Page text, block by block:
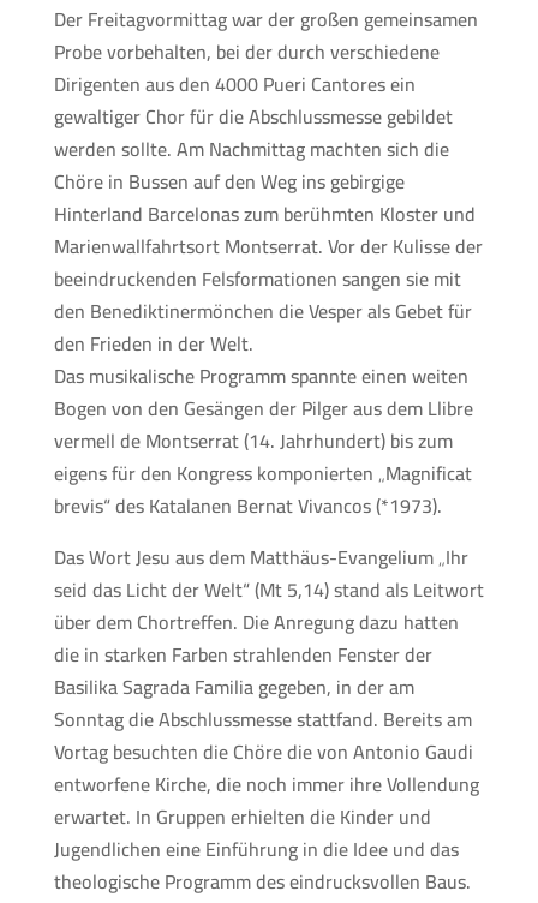
Der Freitagvormittag war der großen gemeinsamen
Probe vorbehalten, bei der durch verschiedene
Dirigenten aus den 4000 Pueri Cantores ein
gewaltiger Chor für die Abschlussmesse gebildet
werden sollte. Am Nachmittag machten sich die
Chöre in Bussen auf den Weg ins gebirgige
Hinterland Barcelonas zum berühmten Kloster und
Marienwallfahrtsort Montserrat. Vor der Kulisse der
beeindruckenden Felsformationen sangen sie mit
den Benediktinermönchen die Vesper als Gebet für
den Frieden in der Welt.
Das musikalische Programm spannte einen weiten
Bogen von den Gesängen der Pilger aus dem Llibre
vermell de Montserrat (14. Jahrhundert) bis zum
eigens für den Kongress komponierten „Magnificat
brevis“ des Katalanen Bernat Vivancos (*1973).
Das Wort Jesu aus dem Matthäus-Evangelium „Ihr
seid das Licht der Welt“ (Mt 5,14) stand als Leitwort
über dem Chortreffen. Die Anregung dazu hatten
die in starken Farben strahlenden Fenster der
Basilika Sagrada Familia gegeben, in der am
Sonntag die Abschlussmesse stattfand. Bereits am
Vortag besuchten die Chöre die von Antonio Gaudi
entworfene Kirche, die noch immer ihre Vollendung
erwartet. In Gruppen erhielten die Kinder und
Jugendlichen eine Einführung in die Idee und das
theologische Programm des eindrucksvollen Baus.